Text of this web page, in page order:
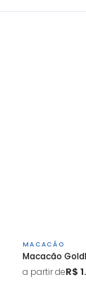
MACACÃO
Macacão
a partir deR$